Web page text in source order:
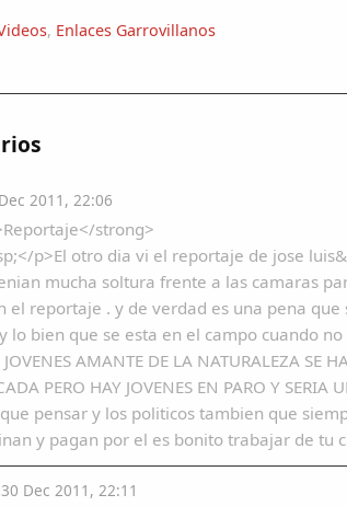
, Enlaces Garrovillanos
2011, 22:06
strong>
p>El otro dia vi el reportaje de jose
mucha soltura frente a las camaras
el reportaje . y de verdad es una pena
lo bien que se esta en el campo cuando
AMANTE DE LA NATURALEZA SE
PERO HAY JOVENES EN PARO Y
pensar y los politicos tambien que
y pagan por el es bonito trabajar de tu
Dec 2011, 22:11